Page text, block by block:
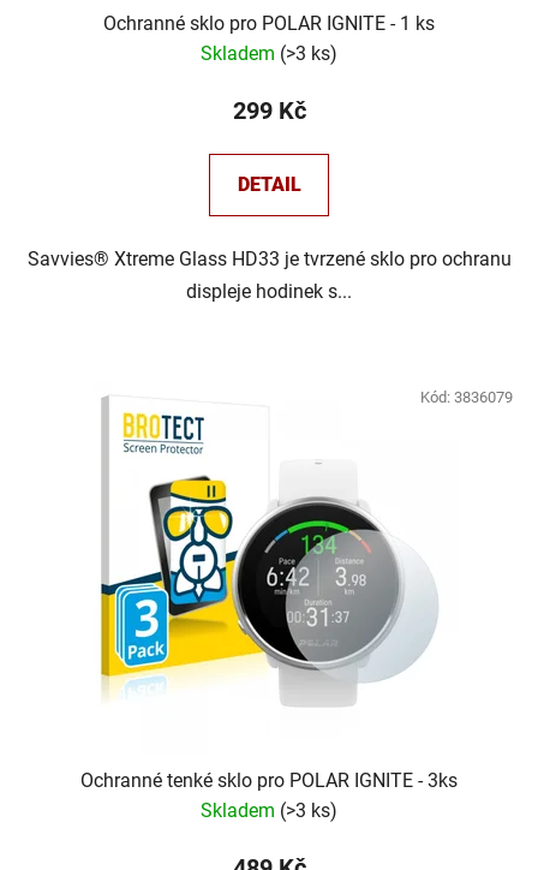
Ochranné sklo pro POLAR IGNITE - 1 ks
Skladem (>3 ks)
299 Kč
DETAIL
Savvies® Xtreme Glass HD33 je tvrzené sklo pro ochranu
displeje hodinek s...
Ochranné tenké sklo pro POLAR IGNITE - 3ks
Skladem (>3 ks)
Kód: 3836079